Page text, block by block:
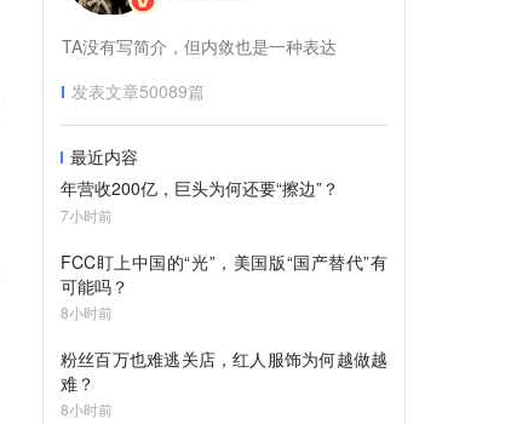
TA没有写简介，但内敛也是一种表达
发表文章50089篇
最近内容
年营收200亿，巨头为何还要“擦边”？
7小时前
FCC盯上中国的“光”，美国版“国产替代”有
可能吗？
8小时前
粉丝百万也难逃关店，红人服饰为何越做越
难？
8小时前